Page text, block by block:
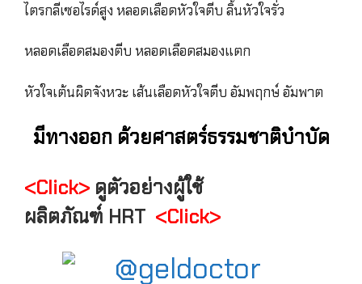
ไตรกลีเซอไรด์สูง หลอดเลือดหัวใจตีบ ลิ้นหัวใจรั่ว
หลอดเลือดสมองตีบ หลอดเลือดสมองแตก
หัวใจเต้นผิดจังหวะ เส้นเลือดหัวใจตีบ อัมพฤกษ์ อัมพาต
มีทางออก ด้วยศาสตร์ธรรมชาติบำบัด
<Click> ดูตัวอย่างผู้ใช้
ผลิตภัณฑ์ HRT <Click>